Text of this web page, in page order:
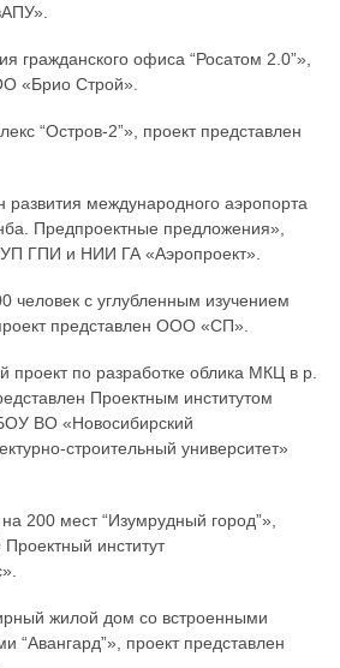
гражданского офиса “Росатом 2.0”»,
«Брио Строй».
“Остров-2”», проект представлен
международного аэропорта
Предпроектные предложения»,
ГПИ и НИИ ГА «Аэропроект».
человек с углубленным изучением
представлен ООО «СП».
по разработке облика МКЦ в р.
Проектным институтом
ВО «Новосибирский
строительный университет»
200 мест “Изумрудный город”»,
институт
жилой дом со встроенными
проект представлен